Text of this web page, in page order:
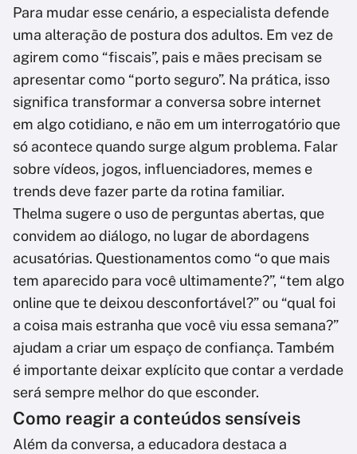
Para mudar esse cenário, a especialista defende
uma alteração de postura dos adultos. Em vez de
agirem como “fiscais”, pais e mães precisam se
apresentar como “porto seguro”. Na prática, isso
significa transformar a conversa sobre internet
em algo cotidiano, e não em um interrogatório que
só acontece quando surge algum problema. Falar
sobre vídeos, jogos, influenciadores, memes e
trends deve fazer parte da rotina familiar.
Thelma sugere o uso de perguntas abertas, que
convidem ao diálogo, no lugar de abordagens
acusatórias. Questionamentos como “o que mais
tem aparecido para você ultimamente?”, “tem algo
online que te deixou desconfortável?” ou “qual foi
a coisa mais estranha que você viu essa semana?”
ajudam a criar um espaço de confiança. Também
é importante deixar explícito que contar a verdade
será sempre melhor do que esconder.
Como reagir a conteúdos sensíveis
Além da conversa, a educadora destaca a